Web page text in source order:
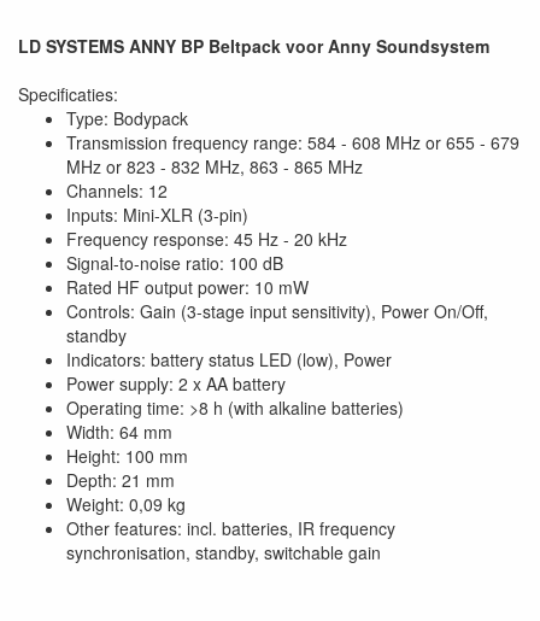
LD SYSTEMS ANNY BP Beltpack voor Anny Soundsystem
Specificaties:
Type: Bodypack
Transmission frequency range: 584 - 608 MHz or 655 - 679
MHz or 823 - 832 MHz, 863 - 865 MHz
Channels: 12
Inputs: Mini-XLR (3-pin)
Frequency response: 45 Hz - 20 kHz
Signal-to-noise ratio: 100 dB
Rated HF output power: 10 mW
Controls: Gain (3-stage input sensitivity), Power On/Off,
standby
Indicators: battery status LED (low), Power
Power supply: 2 x AA battery
Operating time: >8 h (with alkaline batteries)
Width: 64 mm
Height: 100 mm
Depth: 21 mm
Weight: 0,09 kg
Other features: incl. batteries, IR frequency
synchronisation, standby, switchable gain